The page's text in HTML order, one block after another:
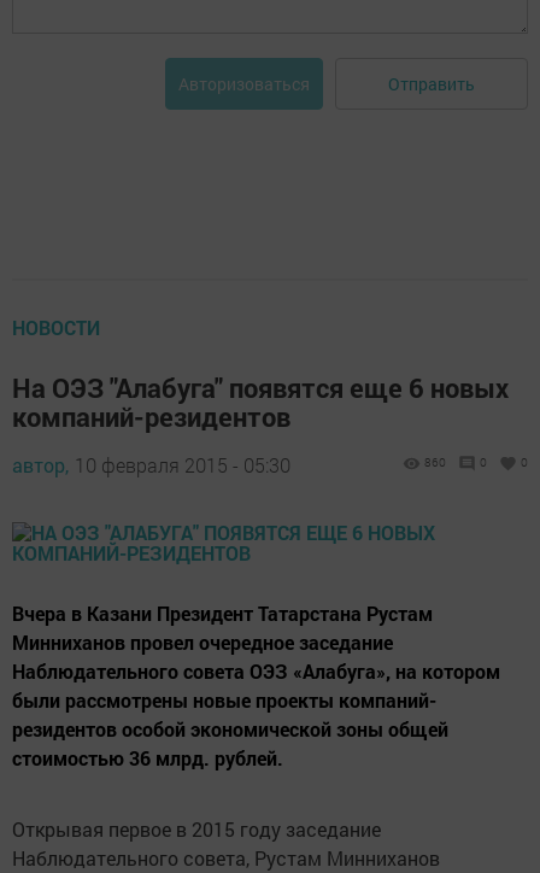
Авторизоваться Отправить
НОВОСТИ
На ОЭЗ "Алабуга" появятся еще 6 новых
компаний-резидентов
автор, 10 февраля 2015 - 05:30 860 0 0
Вчера в Казани Президент Татарстана Рустам
Минниханов провел очередное заседание
Наблюдательного совета ОЭЗ «Алабуга», на котором
были рассмотрены новые проекты компаний-
резидентов особой экономической зоны общей
стоимостью 36 млрд. рублей.
Открывая первое в 2015 году заседание
Наблюдательного совета, Рустам Минниханов